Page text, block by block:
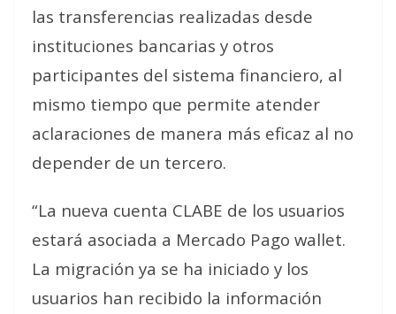
las transferencias realizadas desde
instituciones bancarias y otros
participantes del sistema financiero, al
mismo tiempo que permite atender
aclaraciones de manera más eficaz al no
depender de un tercero.
“La nueva cuenta CLABE de los usuarios
estará asociada a Mercado Pago wallet.
La migración ya se ha iniciado y los
usuarios han recibido la información